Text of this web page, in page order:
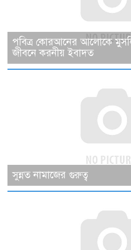
পবিত্র কোরআনের আলোকে
জীবনে করনীয় ইবাদত
সুন্নত নামাজের গুরুত্ব